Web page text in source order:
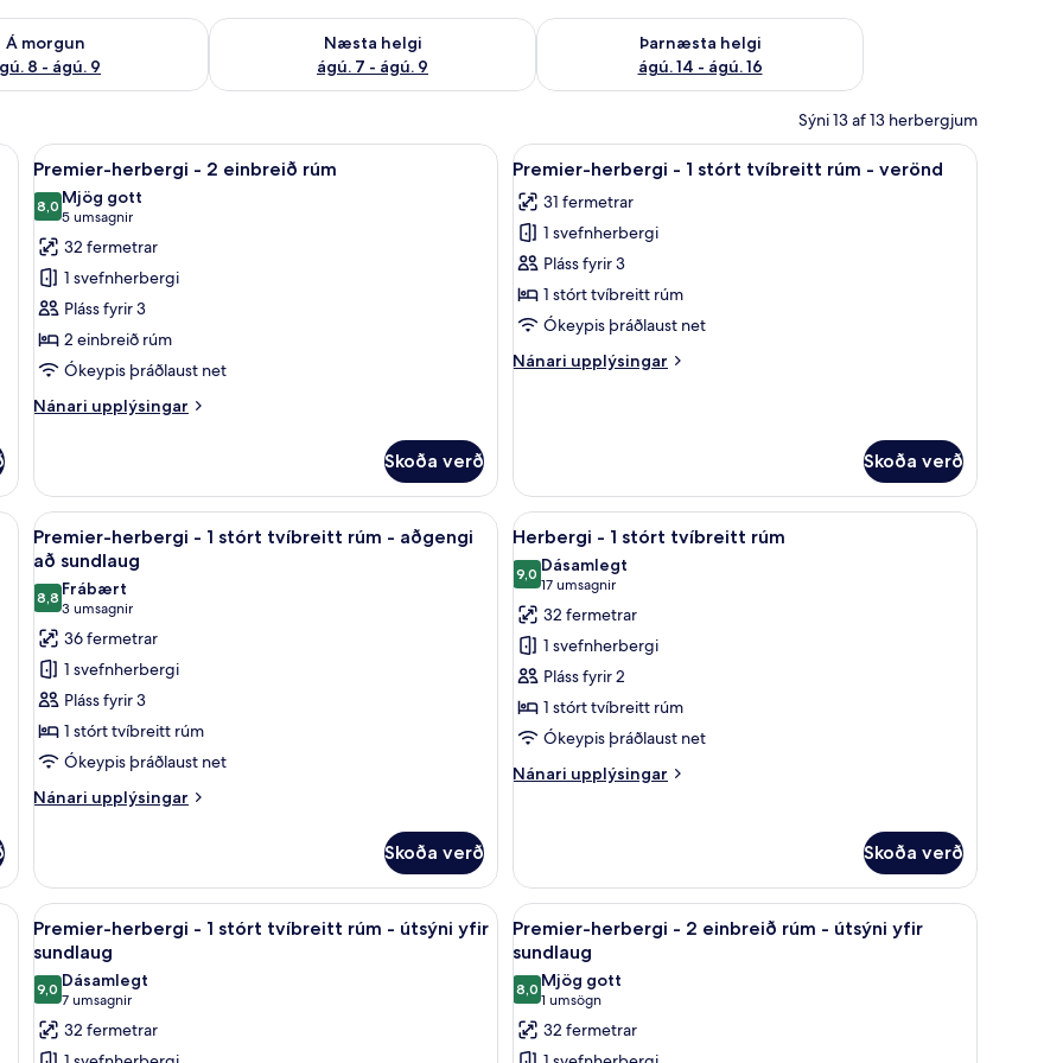
Á morgun
8 - ágú. 9
á morgun ágú. 8 - ágú. 9
Næsta helgi
ágú. 7 - ágú. 9
Athuga framboð næstu helgi ágú. 7 - ágú. 9
Þarnæsta helgi
ágú. 14 - ágú. 16
Athuga framboð þarnæstu helgi ágú. 14 - ágú. 16
Sýni 13 af 13 herbergjum
skrifborð
Skoða
allar
myndir
fyrir
Premier-
herbergi
-
2
einbreið
rúm
Dúnsængur, öryggishólf í herbergi, skrifborð
6
Premier-herbergi - 2 einbreið rúm
8,08,0 af 10
Mjög gott
5 umsagnir
(5
umsagnir)
32 fermetrar
1 svefnherbergi
Pláss fyrir 3
2 einbreið rúm
Ókeypis þráðlaust net
Nánari upplýsingar
Nánari
herbergi
2
einbreið
Skoða verð
Skoða
allar
myndir
fyrir
Premier-
herbergi
-
stórt
verönd
Dúnsængur, öryggishólf í herbergi, skrifborð
7
Premier-herbergi - 1 stórt tvíbreitt rúm - verönd
31 fermetrar
1 svefnherbergi
Pláss fyrir 3
1 stórt tvíbreitt rúm
Ókeypis þráðlaust net
Nánari upplýsingar
Nánari
1
stórt
tvíbreitt
-
verönd
Skoða verð
- verönd | Dúnsængur, öryggishólf í herbergi, skrifborð
Skoða
allar
myndir
fyrir
Premier-
herbergi
-
1
stórt
tvíbreitt
rúm
að
sundlaug
Premier-herbergi - 1 stórt tvíbreitt rúm - aðgengi að sundlaug | Laug | 4 útilaugar, sólhlífar, sólstólar
7
Premier-herbergi - 1 stórt tvíbreitt rúm - aðgengi
að sundlaug
8,88,8 af 10
Frábært
3 umsagnir
(3
umsagnir)
36 fermetrar
1 svefnherbergi
Pláss fyrir 3
1 stórt tvíbreitt rúm
Ókeypis þráðlaust net
Nánari upplýsingar
Nánari
herbergi
1
stórt
rúm
-
aðgengi
að
Skoða verð
Skoða
allar
myndir
fyrir
Herbergi
-
1
stórt
tvíbreitt
rúm
Dúnsængur, öryggishólf í herbergi, skrifborð
5
Herbergi - 1 stórt tvíbreitt rúm
9,09,0 af 10
Dásamlegt
17 umsagnir
(17
umsagnir)
32 fermetrar
1 svefnherbergi
Pláss fyrir 2
1 stórt tvíbreitt rúm
Ókeypis þráðlaust net
Nánari upplýsingar
Nánari
1
stórt
tvíbreitt
Skoða verð
öryggishólf í herbergi, skrifborð
Skoða
allar
myndir
fyrir
Premier-
herbergi
Premier-herbergi - 1 stórt tvíbreitt rúm - útsýni yfir sundlaug | Dúnsængur, öryggishólf í herbergi, skrifborð
8
Premier-herbergi - 1 stórt tvíbreitt rúm - útsýni yfir
sundlaug
9,09,0 af 10
Dásamlegt
7 umsagnir
(7
umsagnir)
32 fermetrar
Skoða
allar
myndir
fyrir
Premier-
herbergi
Premier-herbergi - 2 einbreið rúm - útsýni
8
Premier-herbergi - 2 einbreið rúm - útsýni yfir
sundlaug
8,08,0 af 10
Mjög gott
1 umsögn
(1
umsögn)
32 fermetrar